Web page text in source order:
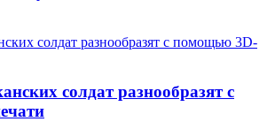
солдат разнообразят с